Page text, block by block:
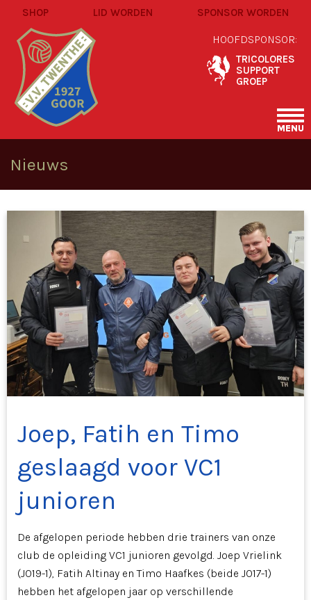
SHOP LID WORDEN SPONSOR WORDEN
HOOFDSPONSOR:
TRICOLORES
SUPPORT
GROEP
MENU
Nieuws
Joep, Fatih en Timo
geslaagd voor VC1
junioren
De afgelopen periode hebben drie trainers van onze
club de opleiding VC1 junioren gevolgd. Joep Vrielink
(JO19-1), Fatih Altinay en Timo Haafkes (beide JO17-1)
hebben het afgelopen jaar op verschillende